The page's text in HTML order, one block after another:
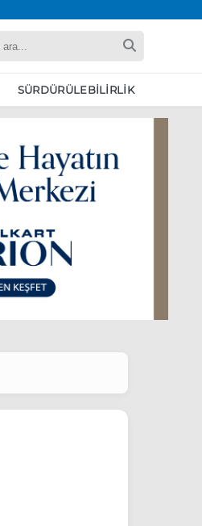
SÜRDÜRÜLEBILIRLIK